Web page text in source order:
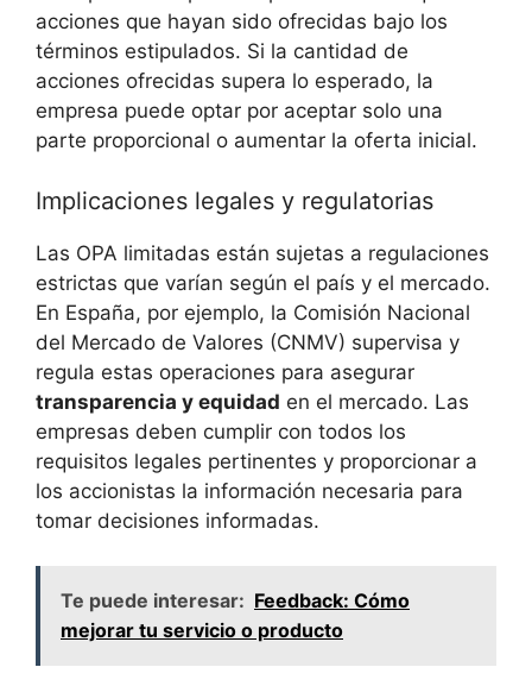
acciones que hayan sido ofrecidas bajo los
términos estipulados. Si la cantidad de
acciones ofrecidas supera lo esperado, la
empresa puede optar por aceptar solo una
parte proporcional o aumentar la oferta inicial.
Implicaciones legales y regulatorias
Las OPA limitadas están sujetas a regulaciones
estrictas que varían según el país y el mercado.
En España, por ejemplo, la Comisión Nacional
del Mercado de Valores (CNMV) supervisa y
regula estas operaciones para asegurar
transparencia y equidad en el mercado. Las
empresas deben cumplir con todos los
requisitos legales pertinentes y proporcionar a
los accionistas la información necesaria para
tomar decisiones informadas.
Te puede interesar: Feedback: Cómo
mejorar tu servicio o producto